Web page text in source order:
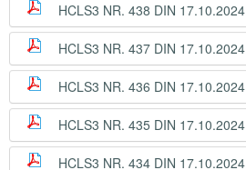
HCLS3 NR. 438 DIN 17.10.2024
HCLS3 NR. 437 DIN 17.10.2024
HCLS3 NR. 436 DIN 17.10.2024
HCLS3 NR. 435 DIN 17.10.2024
HCLS3 NR. 434 DIN 17.10.2024